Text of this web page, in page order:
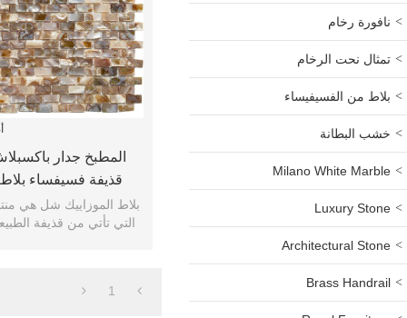
نافورة رخام
تمثال نحت الرخام
بلاط من الفسيفيساء
خشب البطانة
Milano White Marble
Luxury Stone
Architectural Stone
Brass Handrail
المطبخ جدار
قذيفة فسيفساء
فسيفساء
التي تأتي من قذيفة
1